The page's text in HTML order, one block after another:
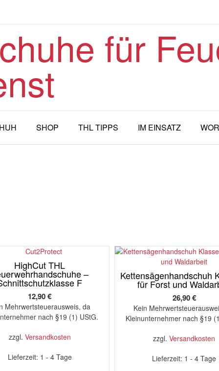
für
SHOP THL TIPPS IM EINSATZ
HighCut THL
–
F
12,90€
Mehrwertsteuerausweis, da
nach §19 (1) UStG.
zzgl. Versandkosten
Lieferzeit: 1 - 4 Tage
Kettensägenhandschuh
für Forst und
26,90€
Kein
Kleinunternehmer nach §19
zzgl.Versandkosten
Lieferzeit: 1 - 4 Tage